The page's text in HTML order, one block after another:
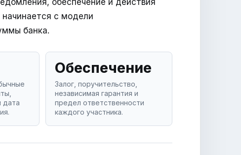
обеспечение и действия
с модели
банка.
дата
Обеспечение
Залог, поручительство,
независимая гарантия и
предел ответственности
каждого участника.